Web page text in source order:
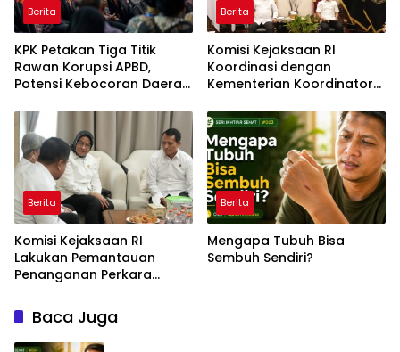
Berita
KPK Petakan Tiga Titik
Rawan Korupsi APBD,
Potensi Kebocoran Daerah
Dimitigasi
Berita
Komisi Kejaksaan RI
Koordinasi dengan
Kementerian Koordinator
Keamanan Terkait
Pengawasan Penanganan
Perkara Dugaan Korupsi
dan TPPU Mantan
Jampidsus, FA
Berita
Komisi Kejaksaan RI
Lakukan Pemantauan
Penanganan Perkara
yang Melibatkan Mantan
Jampidsus, FA di
Kejaksaan Agung
Berita
Mengapa Tubuh Bisa
Sembuh Sendiri?
Baca Juga